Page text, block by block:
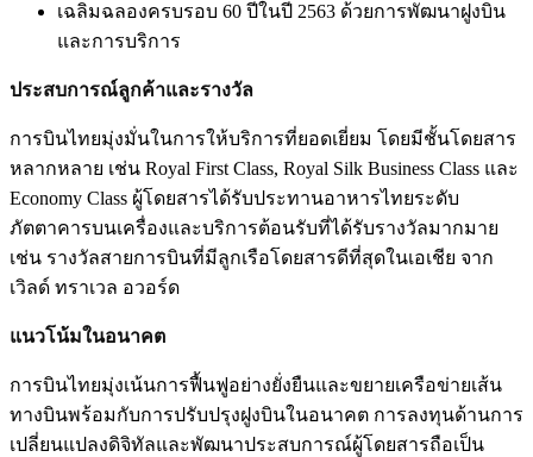
เฉลิมฉลองครบรอบ 60 ปีในปี 2563 ด้วยการพัฒนาฝูงบิน
และการบริการ
ประสบการณ์ลูกค้าและรางวัล
การบินไทยมุ่งมั่นในการให้บริการที่ยอดเยี่ยม โดยมีชั้นโดยสาร
หลากหลาย เช่น Royal First Class, Royal Silk Business Class และ
Economy Class ผู้โดยสารได้รับประทานอาหารไทยระดับ
ภัตตาคารบนเครื่องและบริการต้อนรับที่ได้รับรางวัลมากมาย
เช่น รางวัลสายการบินที่มีลูกเรือโดยสารดีที่สุดในเอเชีย จาก
เวิลด์ ทราเวล อวอร์ด
แนวโน้มในอนาคต
การบินไทยมุ่งเน้นการฟื้นฟูอย่างยั่งยืนและขยายเครือข่ายเส้น
ทางบินพร้อมกับการปรับปรุงฝูงบินในอนาคต การลงทุนด้านการ
เปลี่ยนแปลงดิจิทัลและพัฒนาประสบการณ์ผู้โดยสารถือเป็น